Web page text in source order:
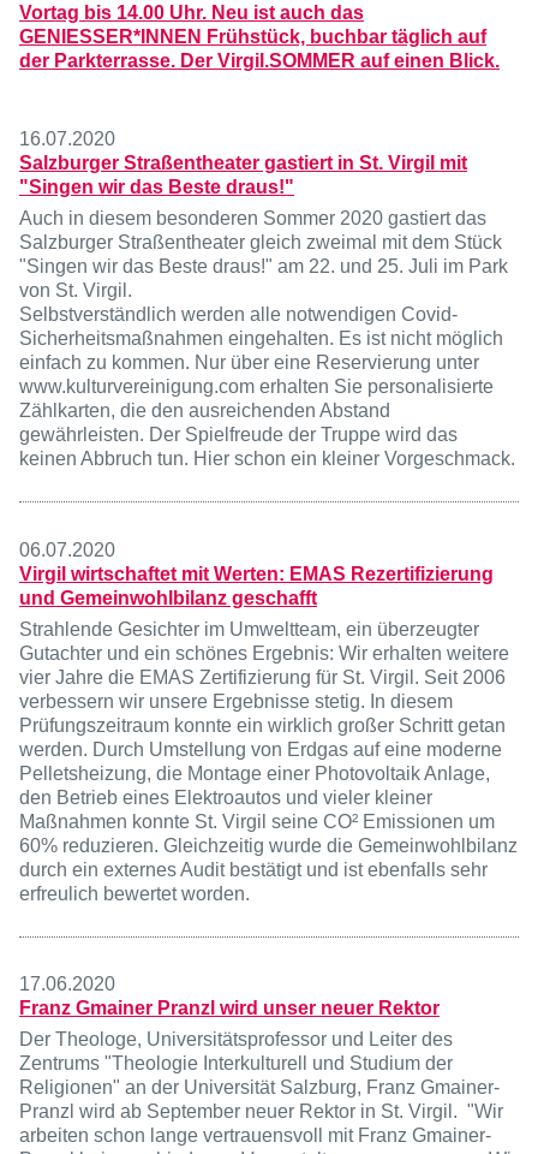
Vortag bis 14.00 Uhr. Neu ist auch das
GENIESSER*INNEN Frühstück, buchbar täglich auf
der Parkterrasse. Der Virgil.SOMMER auf einen Blick.
16.07.2020
Salzburger Straßentheater gastiert in St. Virgil mit
"Singen wir das Beste draus!"
Auch in diesem besonderen Sommer 2020 gastiert das
Salzburger Straßentheater gleich zweimal mit dem Stück
"Singen wir das Beste draus!" am 22. und 25. Juli im Park
von St. Virgil.
Selbstverständlich werden alle notwendigen Covid-
Sicherheitsmaßnahmen eingehalten. Es ist nicht möglich
einfach zu kommen. Nur über eine Reservierung unter
www.kulturvereinigung.com erhalten Sie personalisierte
Zählkarten, die den ausreichenden Abstand
gewährleisten. Der Spielfreude der Truppe wird das
keinen Abbruch tun. Hier schon ein kleiner Vorgeschmack.
06.07.2020
Virgil wirtschaftet mit Werten: EMAS Rezertifizierung
und Gemeinwohlbilanz geschafft
Strahlende Gesichter im Umweltteam, ein überzeugter
Gutachter und ein schönes Ergebnis: Wir erhalten weitere
vier Jahre die EMAS Zertifizierung für St. Virgil. Seit 2006
verbessern wir unsere Ergebnisse stetig. In diesem
Prüfungszeitraum konnte ein wirklich großer Schritt getan
werden. Durch Umstellung von Erdgas auf eine moderne
Pelletsheizung, die Montage einer Photovoltaik Anlage,
den Betrieb eines Elektroautos und vieler kleiner
Maßnahmen konnte St. Virgil seine CO² Emissionen um
60% reduzieren. Gleichzeitig wurde die Gemeinwohlbilanz
durch ein externes Audit bestätigt und ist ebenfalls sehr
erfreulich bewertet worden.
17.06.2020
Franz Gmainer Pranzl wird unser neuer Rektor
Der Theologe, Universitätsprofessor und Leiter des
Zentrums "Theologie Interkulturell und Studium der
Religionen" an der Universität Salzburg, Franz Gmainer-
Pranzl wird ab September neuer Rektor in St. Virgil. "Wir
arbeiten schon lange vertrauensvoll mit Franz Gmainer-